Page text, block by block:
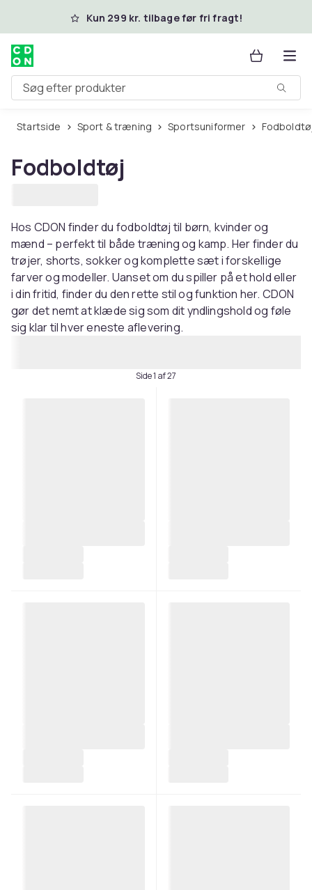
Spring til hovedindhold
Kun 299 kr. tilbage før fri fragt!
Søg efter produkter
Startside Sport & træning Sportsuniformer
Fodboldtøj
Hos CDON finder du fodboldtøj til børn, kvinder og
mænd – perfekt til både træning og kamp. Her finder du
trøjer, shorts, sokker og komplette sæt i forskellige
farver og modeller. Uanset om du spiller på et hold eller
i din fritid, finder du den rette stil og funktion her. CDON
gør det nemt at klæde sig som dit yndlingshold og føle
sig klar til hver eneste aflevering.
Side 1 af 27